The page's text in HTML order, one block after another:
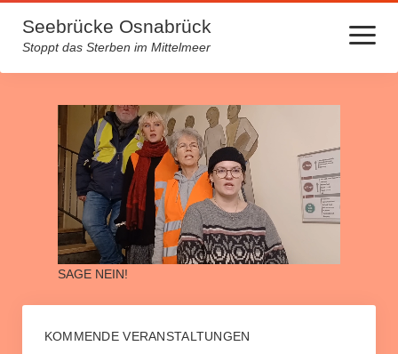
Seebrücke Osnabrück
Stoppt das Sterben im Mittelmeer
Menü
öffnen
Startseite
Lager machen krank
Über uns
Kontakt
SAGE NEIN!
KOMMENDE VERANSTALTUNGEN